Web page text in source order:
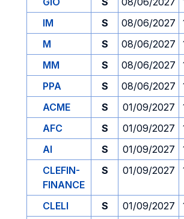
IM
S 08/06/2027
M
S 08/06/2027
MM
S 08/06/2027
PPA
S 08/06/2027
ACME
S 01/09/2027
AFC
S 01/09/2027
AI
S 01/09/2027
CLEFIN-
FINANCE
S 01/09/2027
CLELI S 01/09/2027